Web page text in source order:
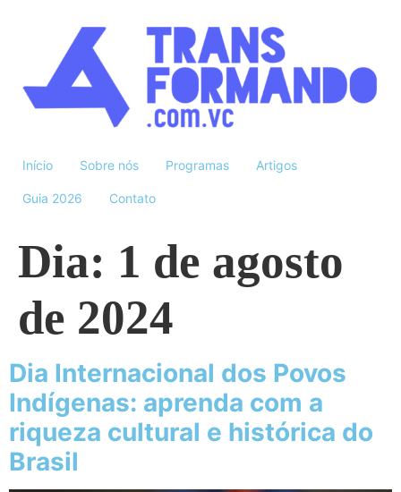
Início Sobre nós Programas Artigos
Guia 2026 Contato
Dia: 1 de agosto
de 2024
Dia Internacional dos Povos
Indígenas: aprenda com a
riqueza cultural e histórica do
Brasil